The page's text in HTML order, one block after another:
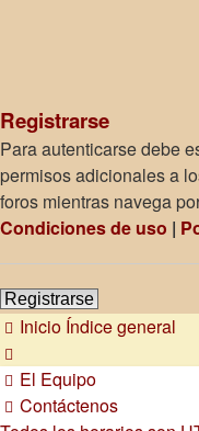
Registrarse
Para autenticarse debe
permisos adicionales a
foros mientras navega
Condiciones de uso |
Registrarse
Inicio Índice general
El Equipo
Contáctenos